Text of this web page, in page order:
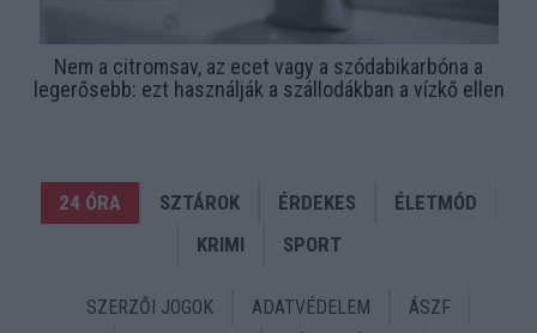
Nem a citromsav, az ecet vagy a szódabikarbóna a
legerősebb: ezt használják a szállodákban a vízkő ellen
24 ÓRA SZTÁROK ÉRDEKES
ÉLETMÓD
KRIMI
SPORT
SZERZŐI JOGOK ADATVÉDELEM
ÁSZF